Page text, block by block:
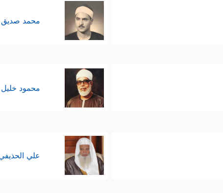
محمد صديق
محمود
علي